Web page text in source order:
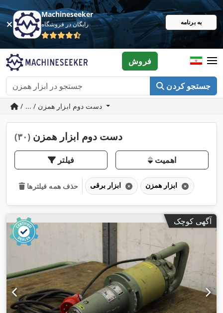
Machineseeker
رایگان در فروشگاه به برنامه
جستجو کردن
فروش
/ ... / دست دوم ابزار همزن
دست دوم ابزار همزن (۳۰)
فیلتر اهمیت
حذف همه فیلترها
آگهی کوچک